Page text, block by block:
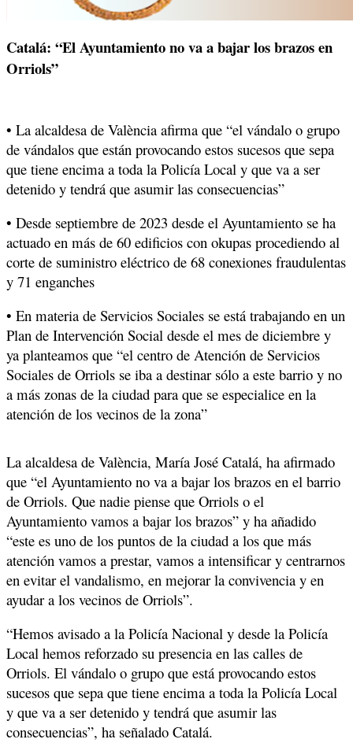
Catalá: “El Ayuntamiento no va a bajar los brazos en
Orriols”
• La alcaldesa de València afirma que “el vándalo o grupo
de vándalos que están provocando estos sucesos que sepa
que tiene encima a toda la Policía Local y que va a ser
detenido y tendrá que asumir las consecuencias”
• Desde septiembre de 2023 desde el Ayuntamiento se ha
actuado en más de 60 edificios con okupas procediendo al
corte de suministro eléctrico de 68 conexiones fraudulentas
y 71 enganches
• En materia de Servicios Sociales se está trabajando en un
Plan de Intervención Social desde el mes de diciembre y
ya planteamos que “el centro de Atención de Servicios
Sociales de Orriols se iba a destinar sólo a este barrio y no
a más zonas de la ciudad para que se especialice en la
atención de los vecinos de la zona”
La alcaldesa de València, María José Catalá, ha afirmado
que “el Ayuntamiento no va a bajar los brazos en el barrio
de Orriols. Que nadie piense que Orriols o el
Ayuntamiento vamos a bajar los brazos” y ha añadido
“este es uno de los puntos de la ciudad a los que más
atención vamos a prestar, vamos a intensificar y centrarnos
en evitar el vandalismo, en mejorar la convivencia y en
ayudar a los vecinos de Orriols”.
“Hemos avisado a la Policía Nacional y desde la Policía
Local hemos reforzado su presencia en las calles de
Orriols. El vándalo o grupo que está provocando estos
sucesos que sepa que tiene encima a toda la Policía Local
y que va a ser detenido y tendrá que asumir las
consecuencias”, ha señalado Catalá.